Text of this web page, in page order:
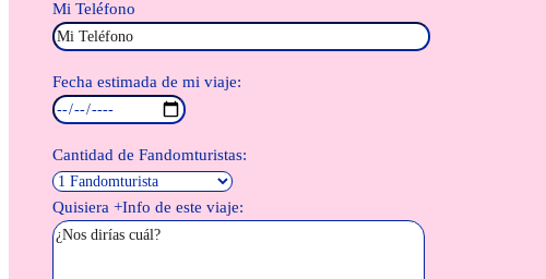
Mi Teléfono
Fecha estimada de mi viaje:
Cantidad de Fandomturistas:
Quisiera +Info de este viaje: